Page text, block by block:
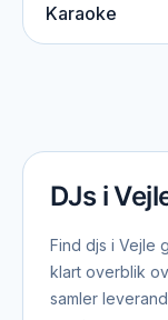
Karaoke
DJs i
Find djs i Vejle
klart overblik
samler